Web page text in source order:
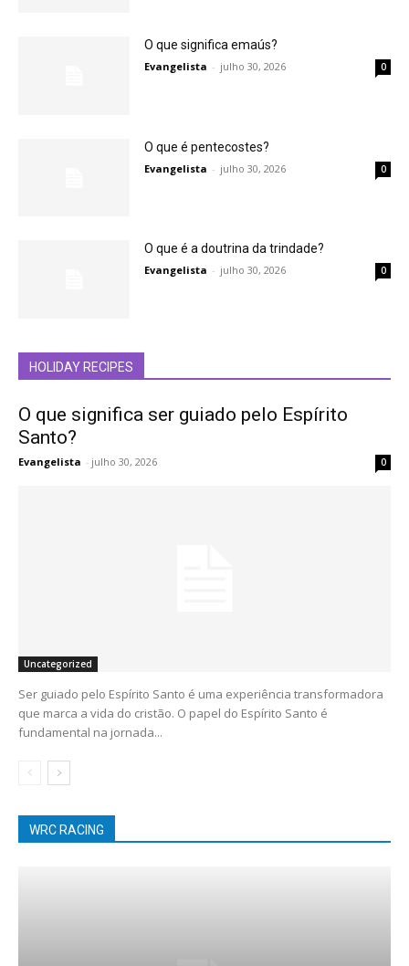
O que significa emaús?
Evangelista - julho 30, 2026 0
O que é pentecostes?
Evangelista - julho 30, 2026 0
O que é a doutrina da trindade?
Evangelista - julho 30, 2026 0
HOLIDAY RECIPES
O que significa ser guiado pelo Espírito
Santo?
Evangelista - julho 30, 2026 0
Uncategorized
Ser guiado pelo Espírito Santo é uma experiência transformadora
que marca a vida do cristão. O papel do Espírito Santo é
fundamental na jornada...
WRC RACING